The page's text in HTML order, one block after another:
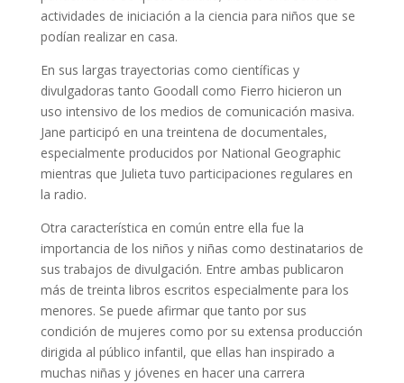
actividades de iniciación a la ciencia para niños que se
podían realizar en casa.
En sus largas trayectorias como científicas y
divulgadoras tanto Goodall como Fierro hicieron un
uso intensivo de los medios de comunicación masiva.
Jane participó en una treintena de documentales,
especialmente producidos por National Geographic
mientras que Julieta tuvo participaciones regulares en
la radio.
Otra característica en común entre ella fue la
importancia de los niños y niñas como destinatarios de
sus trabajos de divulgación. Entre ambas publicaron
más de treinta libros escritos especialmente para los
menores. Se puede afirmar que tanto por sus
condición de mujeres como por su extensa producción
dirigida al público infantil, que ellas han inspirado a
muchas niñas y jóvenes en hacer una carrera